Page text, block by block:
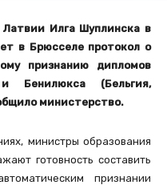
Илга Шуплинска в
в Брюсселе протокол о
признанию дипломов
Бенилюкса (Бельгия,
министерство.
министры образования
готовность составить
признании